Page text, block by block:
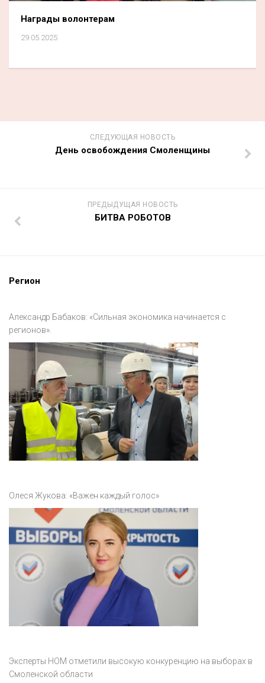
Награды волонтерам
29.05.2025
СЛЕДУЮЩАЯ НОВОСТЬ
День освобождения Смоленщины
ПРЕДЫДУЩАЯ НОВОСТЬ
БИТВА РОБОТОВ
Регион
Александр Бабаков: «Сильная экономика начинается с
регионов».
Олеся Жукова: «Важен каждый голос»
Эксперты НОМ отметили высокую конкуренцию на выборах в
Смоленской области